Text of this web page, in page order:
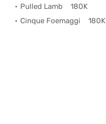
Pulled Lamb 180K
Cinque Foemaggi 180K